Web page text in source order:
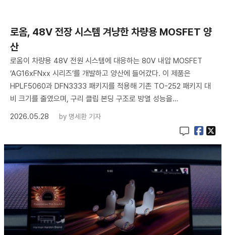
로옴, 48V 전장 시스템 겨냥한 차량용 MOSFET 양
산
로옴이 차량용 48V 전원 시스템에 대응하는 80V 내압 MOSFET
‘AG16xFNxx 시리즈’를 개발하고 양산에 들어갔다. 이 제품은
HPLF5060과 DFN3333 패키지를 적용해 기존 TO-252 패키지 대
비 크기를 줄였으며, 구리 클립 본딩 구조로 방열 성능을…
2026.05.28
by 명세환 기자